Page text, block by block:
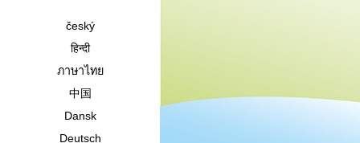
český
हिन्दी
ภาษาไทย
中国
Dansk
Deutsch